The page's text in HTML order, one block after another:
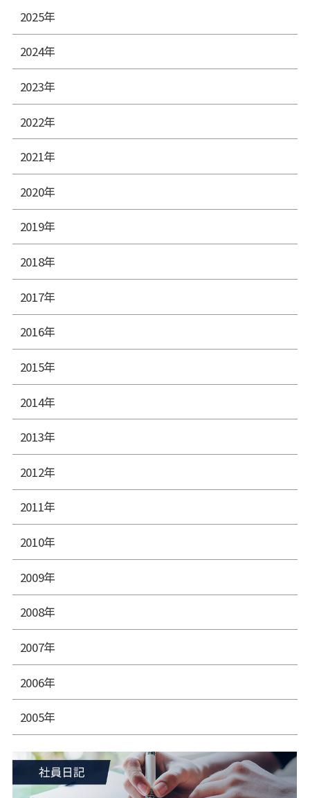
2025年
2024年
2023年
2022年
2021年
2020年
2019年
2018年
2017年
2016年
2015年
2014年
2013年
2012年
2011年
2010年
2009年
2008年
2007年
2006年
2005年